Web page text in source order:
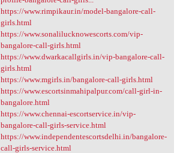
https://www.rimpikaur.in/model-bangalore-call-
girls.html
https://www.sonalilucknowescorts.com/vip-
bangalore-call-girls.html
https://www.dwarkacallgirls.in/vip-bangalore-call-
girls.html
https://www.mgirls.in/bangalore-call-girls.html
https://www.escortsinmahipalpur.com/call-girl-in-
bangalore.html
https://www.chennai-escortservice.in/vip-
bangalore-call-girls-service.html
https://www.independentescortsdelhi.in/bangalore-
call-girls-service.html